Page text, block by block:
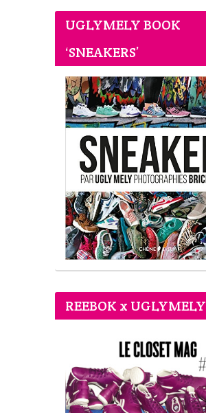
UGLYMELY BOOK
‘SNEAKERS’
REEBOK x UGLYMELY